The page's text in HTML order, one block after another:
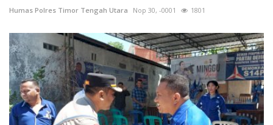
Humas Polres Timor Tengah Utara Nop 30, -0001 1801